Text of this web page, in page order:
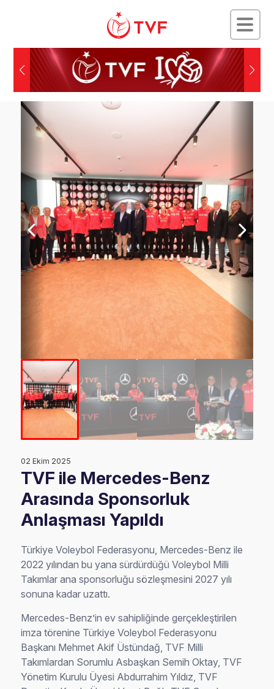
02 Ekim 2025
TVF ile Mercedes-Benz
Arasında Sponsorluk
Anlaşması Yapıldı
Türkiye Voleybol Federasyonu, Mercedes-Benz ile
2022 yılından bu yana sürdürdüğü Voleybol Milli
Takımlar ana sponsorluğu sözleşmesini 2027 yılı
sonuna kadar uzattı.
Mercedes-Benz’in ev sahipliğinde gerçekleştirilen
imza törenine Türkiye Voleybol Federasyonu
Başkanı Mehmet Akif Üstündağ, TVF Milli
Takımlardan Sorumlu Asbaşkan Semih Oktay, TVF
Yönetim Kurulu Üyesi Abdurrahim Yıldız, TVF